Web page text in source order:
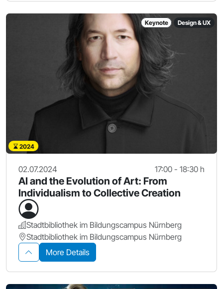
Keynote Design & UX
2024
02.07.2024 17:00 - 18:30 h
AI and the Evolution of Art: From
Individualism to Collective Creation
Stadtbibliothek im Bildungscampus Nürnberg
Stadtbibliothek im Bildungscampus Nürnberg
More Details